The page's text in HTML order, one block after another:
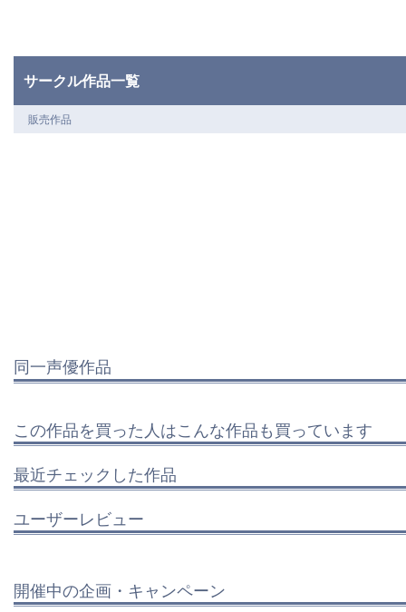
サークル作品一覧
販売作品
同一声優作品
この作品を買った人はこんな作品も買っています
最近チェックした作品
ユーザーレビュー
開催中の企画・キャンペーン